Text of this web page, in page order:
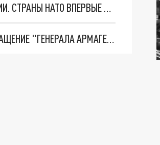
"ОЧЕНЬ ПЛОХИЕ НОВОСТИ": БОЛЬШАЯ ОШИБКА PALANTIR В РОССИИ. СТРАНЫ НАТО ВПЕРВЫЕ ЗА СВО ОСТАНОВИЛИ ПОСТАВКИ ОРУЖИЯ. ВСУ ТЕРЯЮТ ПРИГРАНИЧЬЕ?
ТРИ ГЛАВНЫХ ИНСАЙДА ОБ СВО. ОТМЕНА МОБИЛИЗАЦИИ И ВОЗВРАЩЕНИЕ "ГЕНЕРАЛА АРМАГЕДДОНА"? ОТЛИЧНЫЕ НОВОСТИ, КОТОРЫЕ ЖДАЛИ ВСЕ